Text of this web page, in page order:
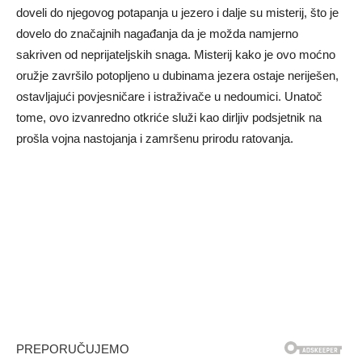
doveli do njegovog potapanja u jezero i dalje su misterij, što je
dovelo do značajnih nagađanja da je možda namjerno
sakriven od neprijateljskih snaga. Misterij kako je ovo moćno
oružje završilo potopljeno u dubinama jezera ostaje neriješen,
ostavljajući povjesničare i istraživače u nedoumici. Unatoč
tome, ovo izvanredno otkriće služi kao dirljiv podsjetnik na
prošla vojna nastojanja i zamršenu prirodu ratovanja.